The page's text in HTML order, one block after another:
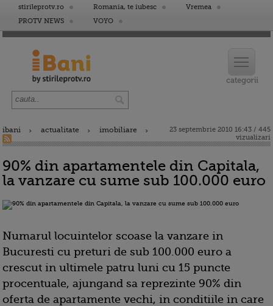
stirileprotv.ro Romania, te iubesc
Vremea
PROTV NEWS
VOYO
ibani actualitate imobiliare
23 septembrie 2010 16:43 / 445
vizualizari
90% din apartamentele din Capitala,
la vanzare cu sume sub 100.000 euro
Numarul locuintelor scoase la vanzare in
Bucuresti cu preturi de sub 100.000 euro a
crescut in ultimele patru luni cu 15 puncte
procentuale, ajungand sa reprezinte 90% din
oferta de apartamente vechi, in conditiile in care